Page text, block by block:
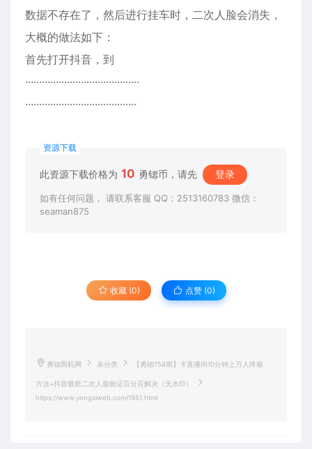
数据不存在了，然后进行挂车时，二次人脸会消失，
大概的做法如下：
首先打开抖音，到
·········································
········································
资源下载
此资源下载价格为 10 勇锶币，请先 登录
如有任何问题， 请联系客服 QQ：2513160783 微信：
seaman875
收藏 (0) 点赞 (0)
勇锶商机网 未分类 【勇锶758期】卡直播间10分钟上万人终极
方法+抖音最新二次人脸验证百分百解决（无水印）
https://www.yongsiweb.com/1951.html